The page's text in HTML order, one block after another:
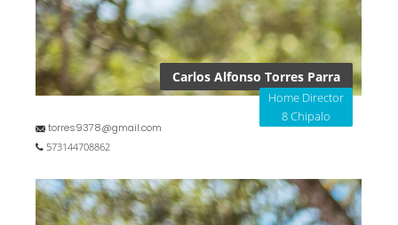
Carlos Alfonso Torres Parra
Home Director
8 Chipalo
torres9378@gmail.com
573144708862